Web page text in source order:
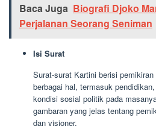
Baca Juga Biografi Djoko
Perjalanan Seorang Seniman
Isi Surat
Surat-surat Kartini berisi
berbagai hal, termasuk
kondisi sosial politik pada
gambaran yang jelas tentang
dan visioner.